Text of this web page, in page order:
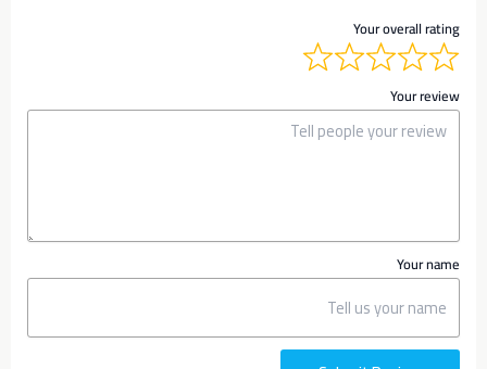
Your overall rating
Your review
Your name